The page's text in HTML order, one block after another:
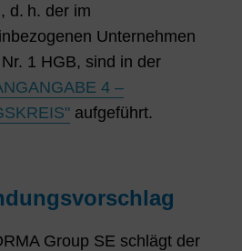
d. h. der im
Unternehmen
1 HGB, sind in der
4 –
aufgeführt.
Group SE schlägt der